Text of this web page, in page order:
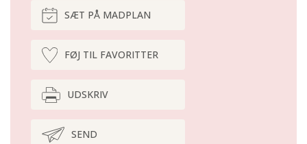
SÆT PÅ MADPLAN
FØJ TIL FAVORITTER
UDSKRIV
SEND